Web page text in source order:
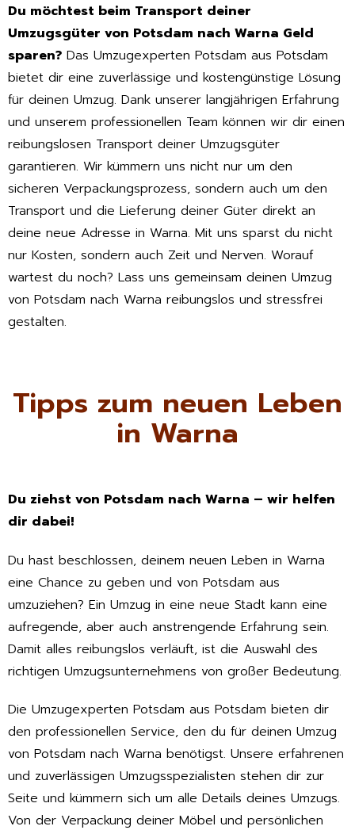
Du möchtest beim Transport deiner
Umzugsgüter von Potsdam nach Warna Geld
sparen? Das Umzugexperten Potsdam aus Potsdam
bietet dir eine zuverlässige und kostengünstige Lösung
für deinen Umzug. Dank unserer langjährigen Erfahrung
und unserem professionellen Team können wir dir einen
reibungslosen Transport deiner Umzugsgüter
garantieren. Wir kümmern uns nicht nur um den
sicheren Verpackungsprozess, sondern auch um den
Transport und die Lieferung deiner Güter direkt an
deine neue Adresse in Warna. Mit uns sparst du nicht
nur Kosten, sondern auch Zeit und Nerven. Worauf
wartest du noch? Lass uns gemeinsam deinen Umzug
von Potsdam nach Warna reibungslos und stressfrei
gestalten.
Tipps zum neuen Leben
in Warna
Du ziehst von Potsdam nach Warna – wir helfen
dir dabei!
Du hast beschlossen, deinem neuen Leben in Warna
eine Chance zu geben und von Potsdam aus
umzuziehen? Ein Umzug in eine neue Stadt kann eine
aufregende, aber auch anstrengende Erfahrung sein.
Damit alles reibungslos verläuft, ist die Auswahl des
richtigen Umzugsunternehmens von großer Bedeutung.
Die Umzugexperten Potsdam aus Potsdam bieten dir
den professionellen Service, den du für deinen Umzug
von Potsdam nach Warna benötigst. Unsere erfahrenen
und zuverlässigen Umzugsspezialisten stehen dir zur
Seite und kümmern sich um alle Details deines Umzugs.
Von der Verpackung deiner Möbel und persönlichen